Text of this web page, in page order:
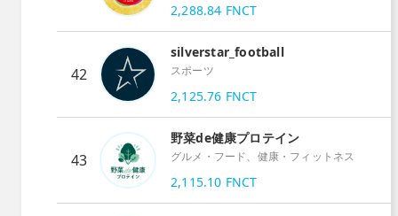
2,288.84 FNCT
42
silverstar_football
スポーツ
2,125.76 FNCT
43
野菜de健康プロテイン
グルメ・フード、健康・フィットネス
2,115.10 FNCT